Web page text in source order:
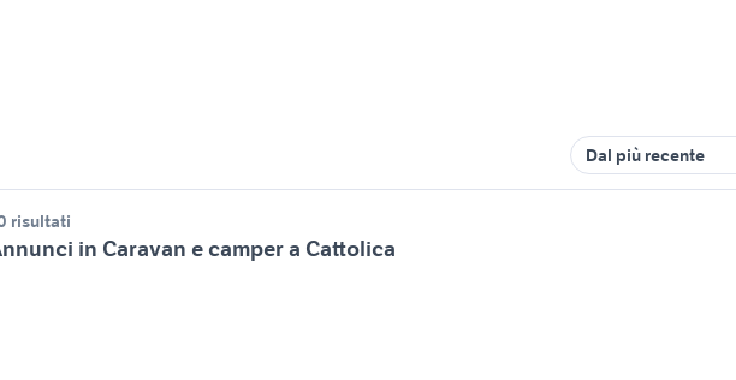
Dal più recente
risultati
in Caravan e camper a Cattolica